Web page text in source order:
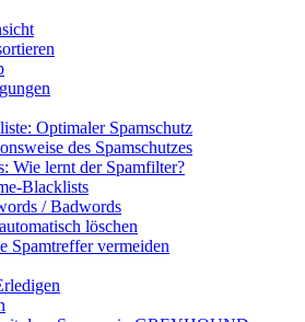
Optimaler Spamschutz
des Spamschutzes
Wie lernt der Spamfilter?
Blacklists
/ Badwords
löschen
Spamtreffer vermeiden